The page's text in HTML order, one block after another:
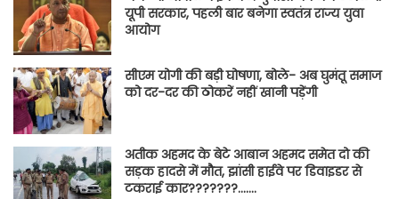
यूपी सरकार, पहली बार बनेगा स्वतंत्र राज्य युवा
आयोग
सीएम योगी की बड़ी घोषणा, बोले- अब घुमंतू समाज
को दर-दर की ठोकरें नहीं खानी पड़ेंगी
अतीक अहमद के बेटे आबान अहमद समेत दो की
सड़क हादसे में मौत, झांसी हाईवे पर डिवाइडर से
टकराई कार???????…….